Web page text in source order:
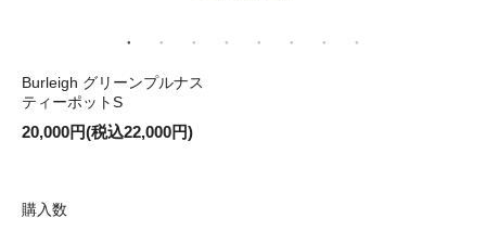
Burleigh グリーンプルナス
ティーポットS
20,000円(税込22,000円)
購入数